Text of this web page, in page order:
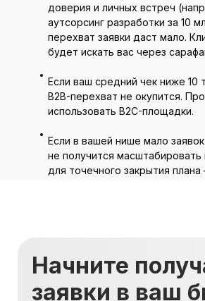
доверия и личных встреч
аутсорсинг разработки за 10
перехват заявки даст мало.
будет искать вас через
Если ваш средний чек ниже 10
B2B-перехват не окупится.
использовать B2C-площадки.
Если в вашей нише мало заявок
не получится масштабировать
для точечного закрытия плана
Начните
заявки в ваш